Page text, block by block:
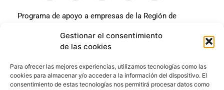
Gestionar el consentimiento
de las cookies
Para ofrecer las mejores experiencias, utilizamos tecnologías como las
cookies para almacenar y/o acceder a la información del dispositivo. El
consentimiento de estas tecnologías nos permitirá procesar datos como
Programa de apoyo a empresas de la Región de
económica de la pandemia Covid-19. La línea Covid-19
coste cero cofinanciada por la unión europea.
Beneficiario: JSM El mundo del Herraje, S.L. ///
Expediente: 2020.07.COSI.0483